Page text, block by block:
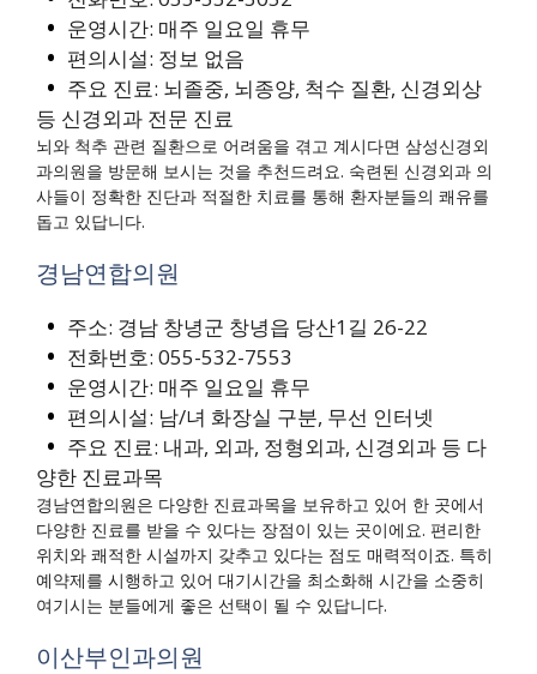
운영시간: 매주 일요일 휴무
편의시설: 정보 없음
주요 진료: 뇌졸중, 뇌종양, 척수 질환, 신경외상
등 신경외과 전문 진료
뇌와 척추 관련 질환으로 어려움을 겪고 계시다면 삼성신경외
과의원을 방문해 보시는 것을 추천드려요. 숙련된 신경외과 의
사들이 정확한 진단과 적절한 치료를 통해 환자분들의 쾌유를
돕고 있답니다.
경남연합의원
주소: 경남 창녕군 창녕읍 당산1길 26-22
전화번호: 055-532-7553
운영시간: 매주 일요일 휴무
편의시설: 남/녀 화장실 구분, 무선 인터넷
주요 진료: 내과, 외과, 정형외과, 신경외과 등 다
양한 진료과목
경남연합의원은 다양한 진료과목을 보유하고 있어 한 곳에서
다양한 진료를 받을 수 있다는 장점이 있는 곳이에요. 편리한
위치와 쾌적한 시설까지 갖추고 있다는 점도 매력적이죠. 특히
예약제를 시행하고 있어 대기시간을 최소화해 시간을 소중히
여기시는 분들에게 좋은 선택이 될 수 있답니다.
이산부인과의원